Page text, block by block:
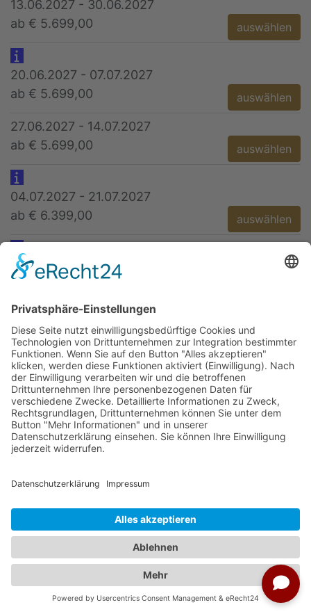
13.06.2027 - 30.06.2027
ab € 5.699,00
auswählen
20.06.2027 - 07.07.2027
ab € 5.699,00
auswählen
27.06.2027 - 14.07.2027
ab € 5.699,00
auswählen
04.07.2027 - 21.07.2027
ab € 6.399,00
auswählen
11.07.2027 - 28.07.2027
18.07.2027 - 04.08.2027
ab € 6.399,00
auswählen
25.07.2027 - 11.08.2027
ab € 6.399,00
auswählen
01.08.2027 - 18.08.2027
ab € 5.899,00
08.08.2027 - 25.08.2027
15.08.2027 - 01.09.2027